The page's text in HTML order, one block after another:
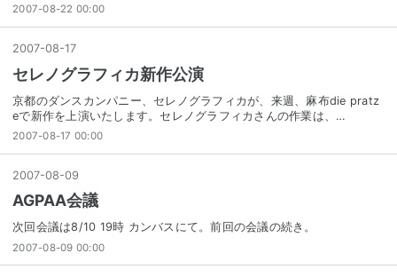
2007-08-22 00:00
2007-08-17
セレノグラフィカ新作公演
京都のダンスカンパニー、セレノグラフィカが、来週、麻布die pratz
eで新作を上演いたします。セレノグラフィカさんの作業は、…
2007-08-17 00:00
2007-08-09
AGPAA会議
次回会議は8/10 19時 カンバスにて。前回の会議の続き。
2007-08-09 00:00